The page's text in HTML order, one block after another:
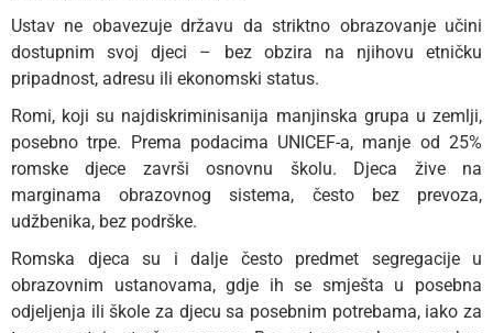
Ustav ne obavezuje državu da striktno obrazovanje učini
dostupnim svoj djeci – bez obzira na njihovu etničku
pripadnost, adresu ili ekonomski status.
Romi, koji su najdiskriminisanija manjinska grupa u zemlji,
posebno trpe. Prema podacima UNICEF-a, manje od 25%
romske djece završi osnovnu školu. Djeca žive na
marginama obrazovnog sistema, često bez prevoza,
udžbenika, bez podrške.
Romska djeca su i dalje često predmet segregacije u
obrazovnim ustanovama, gdje ih se smješta u posebna
odjeljenja ili škole za djecu sa posebnim potrebama, iako za